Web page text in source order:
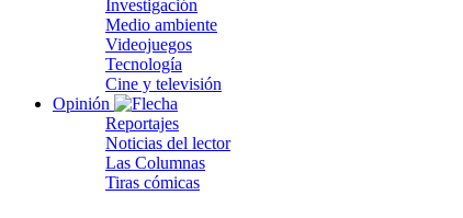
Investigación
Medio ambiente
Videojuegos
Tecnología
Cine y televisión
Opinión
Reportajes
Noticias del lector
Las Columnas
Tiras cómicas